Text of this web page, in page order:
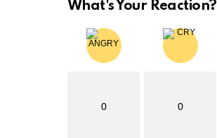
What's Your Reaction?
0 0